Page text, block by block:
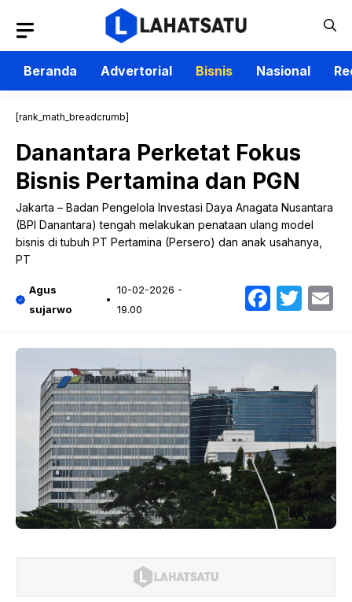
isi
Beranda
Advertorial Bisnis Nasional
[rank_math_breadcrumb]
Danantara Perketat Fokus
Bisnis Pertamina dan PGN
Jakarta – Badan Pengelola Investasi Daya Anagata Nusantara
(BPI Danantara) tengah melakukan penataan ulang model
bisnis di tubuh PT Pertamina (Persero) dan anak usahanya,
PT
Agus
sujarwo
10-02-2026 -
19.00